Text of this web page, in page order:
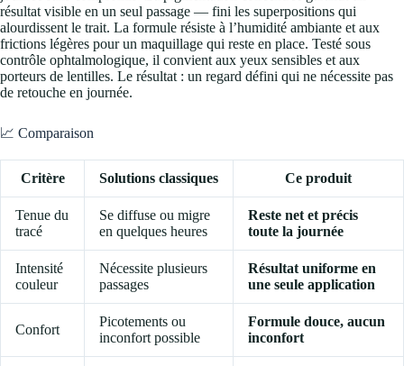
résultat visible en un seul passage — fini les superpositions qui
alourdissent le trait. La formule résiste à l’humidité ambiante et aux
frictions légères pour un maquillage qui reste en place. Testé sous
contrôle ophtalmologique, il convient aux yeux sensibles et aux
porteurs de lentilles. Le résultat : un regard défini qui ne nécessite pas
de retouche en journée.
📈 Comparaison
Critère Solutions classiques Ce produit
Tenue du
tracé
Se diffuse ou migre
en quelques heures
Reste net et précis
toute la journée
Intensité
couleur
Nécessite plusieurs
passages
Résultat uniforme en
une seule application
Confort
Picotements ou
inconfort possible
Formule douce, aucun
inconfort